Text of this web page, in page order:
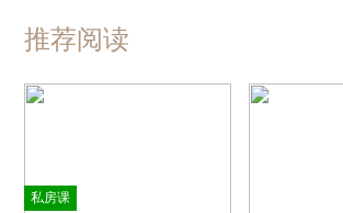
推荐阅读
私房课